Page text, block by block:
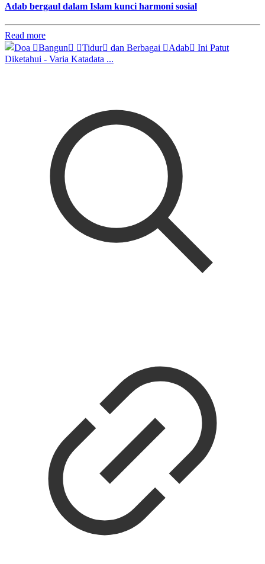
Adab bergaul dalam Islam kunci harmoni sosial
Read more